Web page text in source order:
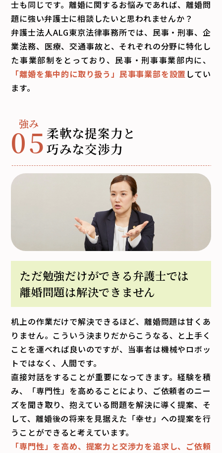
士も同じです。離婚に関するお悩みであれば、離婚問
題に強い弁護士に相談したいと思われませんか？
弁護士法人ALG東京法律事務所では、民事・刑事、企
業法務、医療、交通事故と、それぞれの分野に特化し
た事業部制をとっており、民事・刑事事業部内に、
「離婚を集中的に取り扱う」民事事業部を設置 してい
ます。
05柔軟な提案力と
巧みな交渉力
ただ勉強だけができる弁護士では
離婚問題は解決できません
机上の作業だけで解決できるほど、離婚問題は甘くあ
りません。こういう決まりだからこうなる、と上手く
ことを運べれば良いのですが、当事者は機械やロボッ
トではなく、人間です。
直接対話をすることが重要になってきます。経験を積
み、「専門性」を高めることにより、ご依頼者のニー
ズを聞き取り、抱えている問題を解決に導く提案、そ
して、離婚後の将来を見据えた「幸せ」への提案を行
うことができると考えています。
「専門性」を高め、提案力と交渉力を追求し、ご依頼